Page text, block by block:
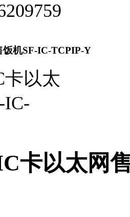
机SF-IC-TCPIP-Y
卡以太网